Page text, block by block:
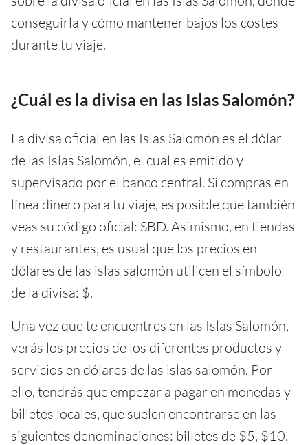
conseguirla y cómo mantener bajos los costes
durante tu viaje.
¿Cuál es la divisa en las Islas Salomón?
La divisa oficial en las Islas Salomón es el dólar
de las Islas Salomón, el cual es emitido y
supervisado por el banco central. Si compras en
línea dinero para tu viaje, es posible que también
veas su código oficial: SBD. Asimismo, en tiendas
y restaurantes, es usual que los precios en
dólares de las islas salomón utilicen el símbolo
de la divisa: $.
Una vez que te encuentres en las Islas Salomón,
verás los precios de los diferentes productos y
servicios en dólares de las islas salomón. Por
ello, tendrás que empezar a pagar en monedas y
billetes locales, que suelen encontrarse en las
siguientes denominaciones: billetes de $5, $10,